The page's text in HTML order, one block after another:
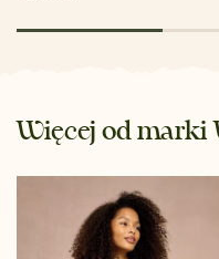
Więcej od marki